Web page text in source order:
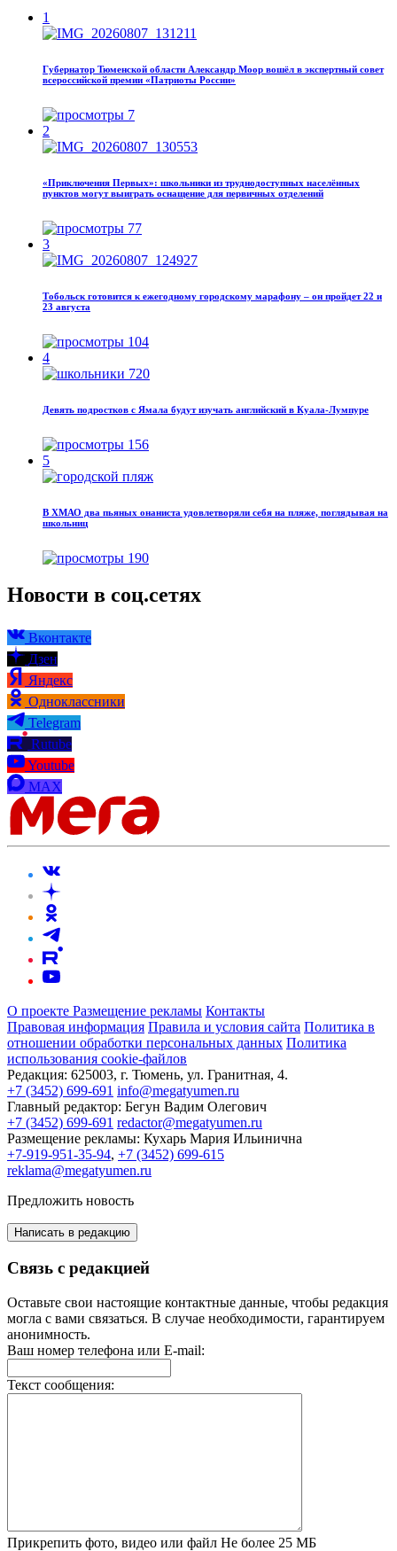
1
Губернатор Тюменской области Александр Моор вошёл в экспертный совет
всероссийской премии «Патриоты России»
7
2
«Приключения Первых»: школьники из труднодоступных населённых
пунктов могут выиграть оснащение для первичных отделений
77
3
Тобольск готовится к ежегодному городскому марафону – он пройдет 22 и
23 августа
104
4
Девять подростков с Ямала будут изучать английский в Куала-Лумпуре
156
5
В ХМАО два пьяных онаниста удовлетворяли себя на пляже, поглядывая на
школьниц
190
Новости в соц.сетях
Вконтакте
Дзен
Яндекс
Одноклассники
Telegram
Rutube
Youtube
MAX
О проекте Размещение рекламы Контакты
Правовая информация Правила и условия сайта Политика в
отношении обработки персональных данных Политика
использования cookie-файлов
Редакция: 625003, г. Тюмень, ул. Гранитная, 4.
+7 (3452) 699-691 info@megatyumen.ru
Главный редактор: Бегун Вадим Олегович
+7 (3452) 699-691 redactor@megatyumen.ru
Размещение рекламы: Кухарь Мария Ильинична
+7-919-951-35-94, +7 (3452) 699-615
reklama@megatyumen.ru
Предложить новость
Написать в редакцию
Связь с редакцией
Оставьте свои настоящие контактные данные, чтобы редакция
могла с вами связаться. В случае необходимости, гарантируем
анонимность.
Ваш номер телефона или E-mail:
Текст сообщения:
Прикрепить фото, видео или файл Не более 25 МБ